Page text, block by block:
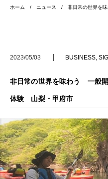
ホーム / ニュース / 非日常の世界を
2023/05/03 BUSINESS,
非日常の世界を味わう 一般
体験 山梨・甲府市